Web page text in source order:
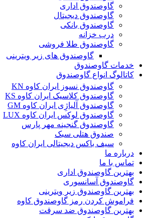
گاوصندوق اداری
گاوصندوق دیجیتال
گاوصندوق بانکی
درب خزانه
گاوصندوق طلا فروشی
گاوصندوق های زیر ویترینی
خدمات گاوصندوق
کاتالوگ انواع گاوصندوق
گاوصندوق نسوز ایران کاوه KN
گاوصندوق کلاسیک ایران کاوه KS
گاوصندوق آلیاژِی ایران کاوه GM
گاوصندوق لوکس ایران کاوه LUX
گاوصندوق گنجینه مهر پارس
صندوق هتلی سبک
سیف باکس دیجیتالی ایران کاوه
درباره ما
تماس با ما
بهترین گاوصندوق اداری
گاوصندوق آسانسوری
بهترین گاوصندوق زیر ویترینی
فراموش کردن رمز گاوصندوق کاوه
بهترین گاوصندوق ضد سرقت